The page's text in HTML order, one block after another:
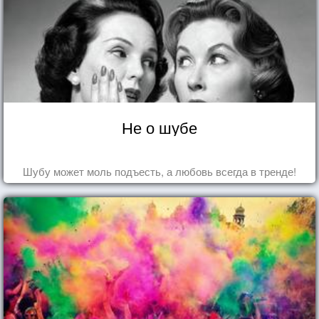
Не о шубе
Шубу может моль подъесть, а любовь всегда в тренде!